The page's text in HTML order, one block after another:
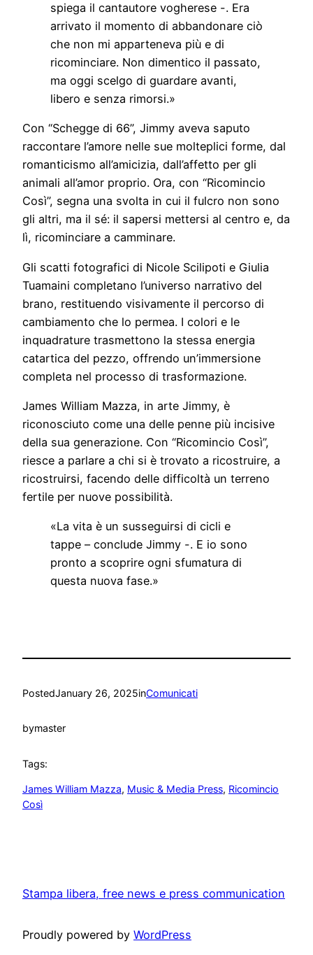
spiega il cantautore vogherese -. Era
arrivato il momento di abbandonare ciò
che non mi apparteneva più e di
ricominciare. Non dimentico il passato,
ma oggi scelgo di guardare avanti,
libero e senza rimorsi.»
Con “Schegge di 66”, Jimmy aveva saputo
raccontare l’amore nelle sue molteplici forme, dal
romanticismo all’amicizia, dall’affetto per gli
animali all’amor proprio. Ora, con “Ricomincio
Così”, segna una svolta in cui il fulcro non sono
gli altri, ma il sé: il sapersi mettersi al centro e, da
lì, ricominciare a camminare.
Gli scatti fotografici di Nicole Scilipoti e Giulia
Tuamaini completano l’universo narrativo del
brano, restituendo visivamente il percorso di
cambiamento che lo permea. I colori e le
inquadrature trasmettono la stessa energia
catartica del pezzo, offrendo un’immersione
completa nel processo di trasformazione.
James William Mazza, in arte Jimmy, è
riconosciuto come una delle penne più incisive
della sua generazione. Con “Ricomincio Così”,
riesce a parlare a chi si è trovato a ricostruire, a
ricostruirsi, facendo delle difficoltà un terreno
fertile per nuove possibilità.
«La vita è un susseguirsi di cicli e
tappe – conclude Jimmy -. E io sono
pronto a scoprire ogni sfumatura di
questa nuova fase.»
PostedJanuary 26, 2025inComunicati
bymaster
Tags:
James William Mazza, Music & Media Press, Ricomincio
Così
Stampa libera, free news e press communication
Proudly powered by WordPress